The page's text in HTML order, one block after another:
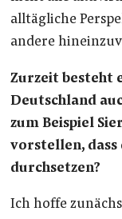
alltägliche
andere
Zurzeit besteht
Deutschland
zum Beispiel
vorstellen, dass
durchsetzen?
Ich hoffe